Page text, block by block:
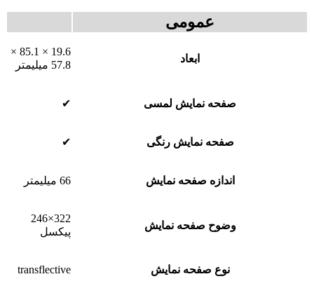
عمومی
ابعاد
19.6 × 85.1 ×
57.8 میلیمتر
صفحه نمایش لمسی ✔
صفحه نمایش رنگی ✔
اندازه صفحه نمایش 66 میلیمتر
وضوح صفحه نمایش
322×246
پیکسل
نوع صفحه نمایش transflective